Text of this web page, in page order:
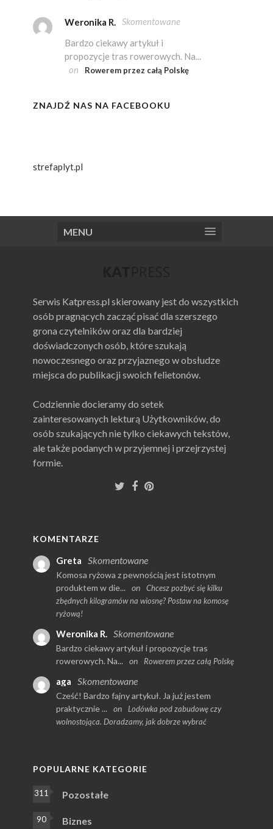
Weronika R. Skomentowane
Bardzo ciekawy artykuł i
propozycje tras rowerowych. Na...
on
Rowerem przez całą Polskę
ZNAJDŹ NAS NA FACEBOOKU
strefaplyt.pl
MENU
Serwis Katpress.pl skierowany jest do wszystkich
osób pragnących zacząć pisać dla szerszego
grona czytelników oraz dla bardziej
doświadczonych osób, które szukają
nowoczesnego oraz przyjaznego w obsłudze
miejsca do publikacji swoich felietonów.
Codziennie docieramy do setek
zainteresowanych lekturą Użytkowników, do
osób szukających nie tylko ciekawych tekstów,
ale także podanych w przyjemnej i przejrzystej
formie.
KOMENTARZE
Greta Skomentowane
Komosa ryżowa z pewnością jest istotnym
produktem w die...
on
Chcesz pozbyć się kilku
zbędnych kilogramów na wiosnę? Postaw na komosę
ryżową!
Weronika R. Skomentowane
Bardzo ciekawy artykuł i propozycje tras
rowerowych. Na...
on Rowerem przez całą Polskę
aga Skomentowane
Cześć! Bardzo fajny artykuł. Ja już jestem
praktycznie ...
on
Lodówka pod zabudowę czy
wolnostojąca. Doradzamy, jak dobrze wybrać
POPULARNE KATEGORIE
311 Pozostałe
90 Biznes